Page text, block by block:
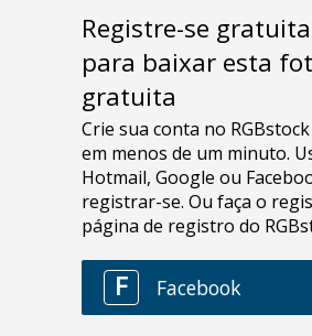
Registre-se
para baixar esta
gratuita